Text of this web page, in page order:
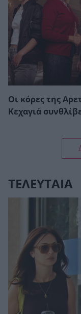
Οι κόρες της
Κεχαγιά
ΤΕΛΕΥΤΑΙΑ